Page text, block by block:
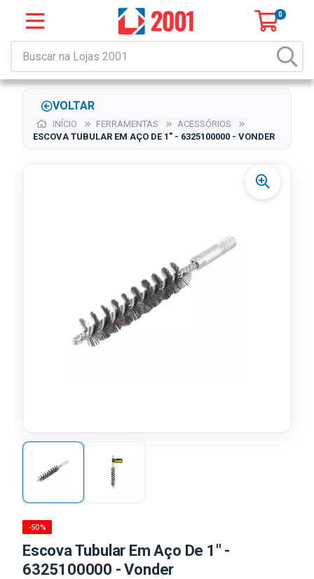
0
VOLTAR
INÍCIO FERRAMENTAS
ACESSÓRIOS
ESCOVA TUBULAR EM AÇO DE 1" - 6325100000 - VONDER
-50%
Escova Tubular Em Aço De 1" -
6325100000 - Vonder